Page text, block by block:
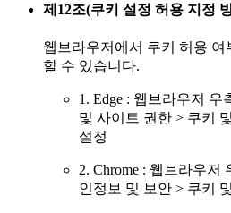
제12조(쿠키 설정 허용 지정
웹브라우저에서 쿠키 허용
할 수 있습니다.
1. Edge : 웹브라우저 우
및 사이트 권한 > 쿠키
설정
2. Chrome : 웹브라우저
인정보 및 보안 > 쿠키